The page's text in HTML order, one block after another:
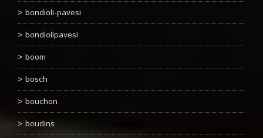
bondioli-pavesi
bondiolipavesi
boom
bosch
bouchon
boudins